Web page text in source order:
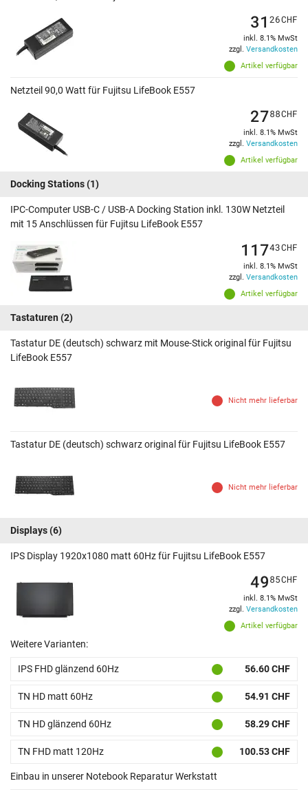
Artikel verfügbar
31 26CHF
inkl. 8.1% MwSt
zzgl. Versandkosten
Netzteil 90,0 Watt für Fujitsu LifeBook E557
Artikel verfügbar
2788CHF
inkl. 8.1% MwSt
zzgl. Versandkosten
Docking Stations(1)
IPC-Computer USB-C / USB-A Docking Station inkl. 130W Netzteil
mit 15 Anschlüssen für Fujitsu LifeBook E557
Artikel verfügbar
11743CHF
inkl. 8.1% MwSt
zzgl. Versandkosten
Tastaturen (2)
Tastatur DE (deutsch) schwarz mit Mouse-Stick original für Fujitsu
LifeBook E557
Nicht mehr lieferbar
Tastatur DE (deutsch) schwarz original für Fujitsu LifeBook E557
Nicht mehr lieferbar
Displays(6)
IPS Display 1920x1080 matt 60Hz für Fujitsu LifeBook E557
Artikel verfügbar
4985CHF
inkl. 8.1% MwSt
zzgl. Versandkosten
Weitere Varianten:
IPS FHD glänzend 60Hz 56.60 CHF
TN HD matt 60Hz 54.91 CHF
TN HD glänzend 60Hz 58.29 CHF
TN FHD matt 120Hz 100.53 CHF
Einbau in unserer Notebook Reparatur Werkstatt